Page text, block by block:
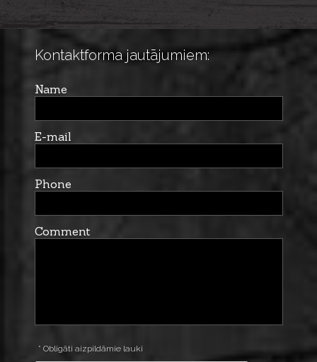
Kontaktforma jautājumiem:
Name
E-mail
Phone
Comment
* Obligāti aizpildāmie lauki